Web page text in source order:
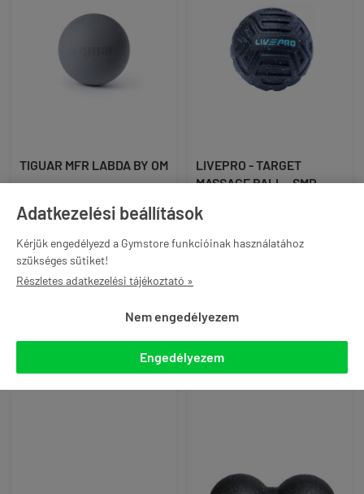
Adatkezelési beállítások
Kérjük engedélyezd a Gymstore funkcióinak használatához
szükséges sütiket!
Részletes adatkezelési tájékoztató »
Nem engedélyezem
Engedélyezem
TIGUAR MFR LABDA BY OM
szállítás Gymstore PRO
tagként
LIVEPRO - TARGET
MASSAGE BALL - SMR